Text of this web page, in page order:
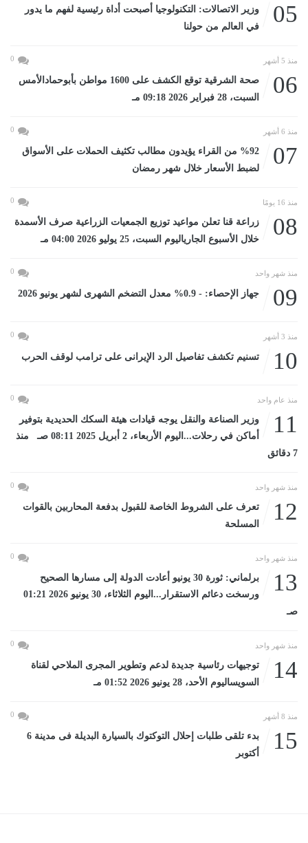
05
وزير الاتصالات: التكنولوجيا أصبحت أداة رئيسية لفهم ما يدور
في العالم من حولنا
منذ 5 أشهر 0
06
صحة الشرقية توقع الكشف على 1600 مواطن بأبوحمادالأمس
السبت، 28 فبراير 2026 09:18 مـ
منذ 6 أشهر 0
07
%92 من القراء يؤيدون مطالب تكثيف الحملات على الأسواق
لضبط الأسعار خلال شهر رمضان
منذ 16 يومًا 0
08
زراعة قنا تعلن مواعيد توزيع الجمعيات الزراعية صرف الأسمدة
خلال الأسبوع الجارياليوم السبت، 25 يوليو 2026 04:00 مـ
منذ شهر واحد 0
09 جهاز الإحصاء: - 0.9% معدل التضخم الشهرى لشهر يونيو 2026
منذ 3 أشهر 0
10 تسنيم تكشف تفاصيل الرد الإيرانى على ترامب لوقف الحرب
منذ عام واحد 0
11
وزير الصناعة والنقل يوجه قيادات هيئة السكك الحديدية بتوفير
أماكن في رحلات...اليوم الأربعاء، 2 أبريل 2025 08:11 صـ منذ
7 دقائق
منذ شهر واحد 0
12
تعرف على الشروط الخاصة للقبول بدفعة المحاربين بالقوات
المسلحة
منذ شهر واحد 0
13
برلماني: ثورة 30 يونيو أعادت الدولة إلى مسارها الصحيح
ورسخت دعائم الاستقرار...اليوم الثلاثاء، 30 يونيو 2026 01:21
صـ
منذ شهر واحد 0
14
توجيهات رئاسية جديدة لدعم وتطوير المجرى الملاحي لقناة
السويساليوم الأحد، 28 يونيو 2026 01:52 مـ
منذ 8 أشهر 0
15
بدء تلقى طلبات إحلال التوكتوك بالسيارة البديلة فى مدينة 6
أكتوبر